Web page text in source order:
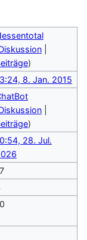
|
)
8. Jan. 2015
|
)
28. Jul.